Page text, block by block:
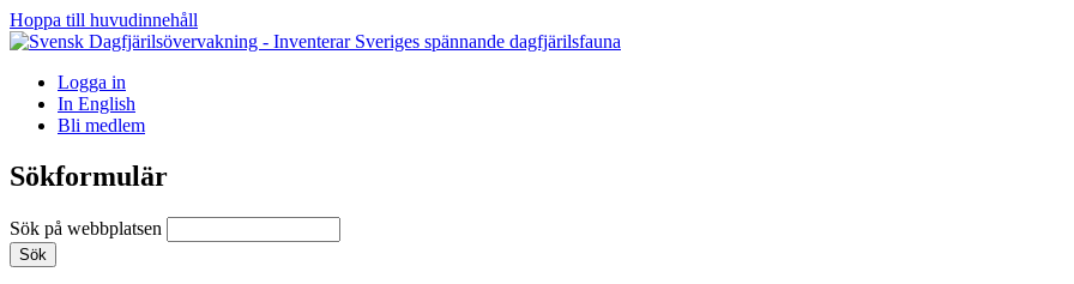
Hoppa till huvudinnehåll
Logga in
In English
Bli medlem
Sökformulär
Sök på webbplatsen